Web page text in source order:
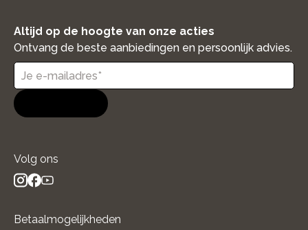
Altijd op de hoogte van onze acties
Ontvang de beste aanbiedingen en persoonlijk advies.
Volg ons
Betaalmogelijkheden